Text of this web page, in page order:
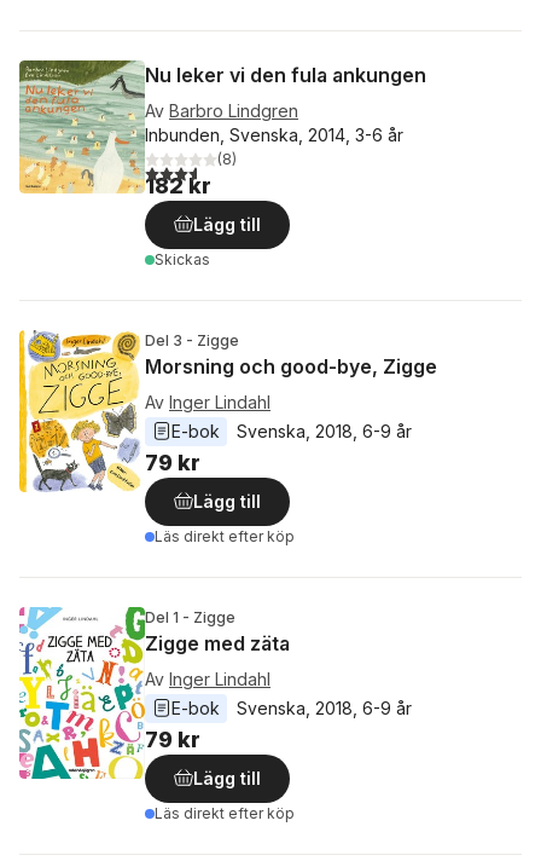
Nu leker vi den fula ankungen
Av Barbro Lindgren
Inbunden, Svenska, 2014, 3-6 år
3,6utav 5 stjärnor. Totalt antal röster:
(8)
182 kr
Lägg till
Skickas
Del 3 - Zigge
Morsning och good-bye, Zigge
Av Inger Lindahl
E-bok
Svenska 2018 6-9 år
79 kr
Lägg till
Läs direkt efter köp
Del 1 - Zigge
Zigge med zäta
Av Inger Lindahl
E-bok
Svenska 2018 6-9 år
79 kr
Lägg till
Läs direkt efter köp